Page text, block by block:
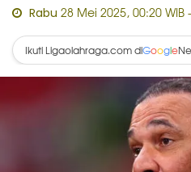
Rabu 28 Mei 2025, 00:20 WIB
Ikuti Ligaolahraga.com diGoogle